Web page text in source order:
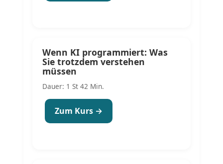
Wenn KI programmiert: Was
Sie trotzdem verstehen
müssen
Dauer: 1 St 42 Min.
Zum Kurs →